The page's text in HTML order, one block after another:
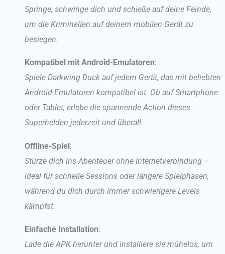
Springe, schwinge dich und schieße auf deine Feinde,
um die Kriminellen auf deinem mobilen Gerät zu
besiegen.
Kompatibel mit Android-Emulatoren:
Spiele Darkwing Duck auf jedem Gerät, das mit beliebten
Android-Emulatoren kompatibel ist. Ob auf Smartphone
oder Tablet, erlebe die spannende Action dieses
Superhelden jederzeit und überall.
Offline-Spiel:
Stürze dich ins Abenteuer ohne Internetverbindung –
ideal für schnelle Sessions oder längere Spielphasen,
während du dich durch immer schwierigere Levels
kämpfst.
Einfache Installation:
Lade die APK herunter und installiere sie mühelos, um